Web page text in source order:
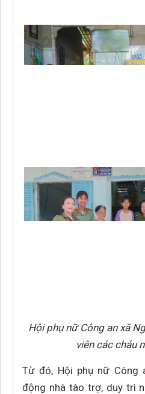
Hội phụ nữ Công an xã
viên các cháu
Từ đó, Hội phụ nữ Công
động nhà tào trợ, duy trì